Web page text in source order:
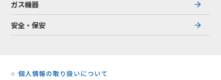
ガス機器
安全・保安
個人情報の取り扱いについて